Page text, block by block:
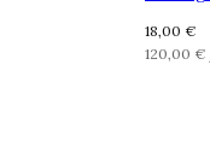
Redovna
cijena
18,00 €
Jedinična
120,00 €